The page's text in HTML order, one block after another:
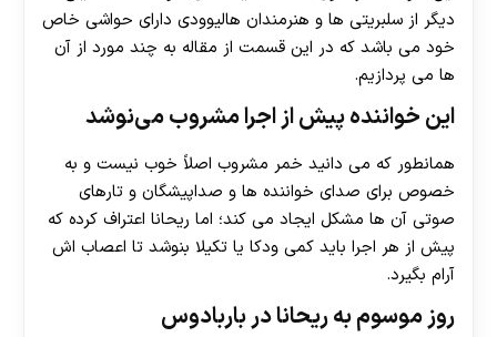
دیگر از سلبریتی ها و هنرمندان هالیوودی دارای حواشی خاص
خود می باشد که در این قسمت از مقاله به چند مورد از آن
ها می پردازیم.
این خواننده پیش از اجرا مشروب می‌نوشد
همانطور که می دانید خمر مشروب اصلاً خوب نیست و به
خصوص برای صدای خواننده ها و صداپیشگان و تارهای
صوتی آن ها مشکل ایجاد می کند؛ اما ریحانا اعتراف کرده که
پیش از هر اجرا باید کمی ودکا یا تکیلا بنوشد تا اعصاب اش
آرام بگیرد.
روز موسوم به ریحانا در باربادوس